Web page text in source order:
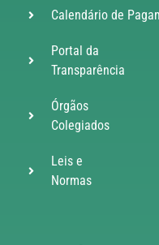
Calendário de
Portal da
Transparência
Órgãos
Colegiados
Leis e
Normas